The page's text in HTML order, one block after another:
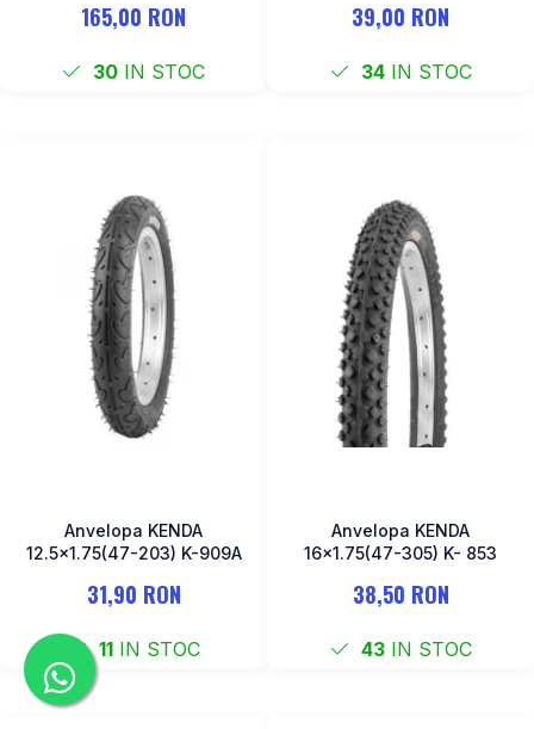
165,00 RON
30 IN STOC
39,00 RON
34IN STOC
Anvelopa KENDA
12.5x1.75(47-203) K-909A
31,90 RON
11IN STOC
Anvelopa KENDA
16x1.75(47-305) K- 853
38,50 RON
43IN STOC